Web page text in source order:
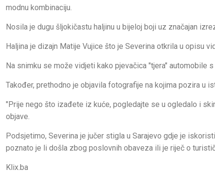
modnu kombinaciju.
Nosila je dugu šljokičastu haljinu u bijeloj boji uz značajan
Haljina je dizajn Matije Vujice što je Severina otkrila u opisu
Na snimku se može vidjeti kako pjevačica "tjera" automobile
Također, prethodno je objavila fotografije na kojima pozira u
"Prije nego što izađete iz kuće, pogledajte se u ogledalo i
objave.
Podsjetimo, Severina je jučer stigla u Sarajevo gdje je
poznato je li došla zbog poslovnih obaveza ili je riječ o
Klix.ba